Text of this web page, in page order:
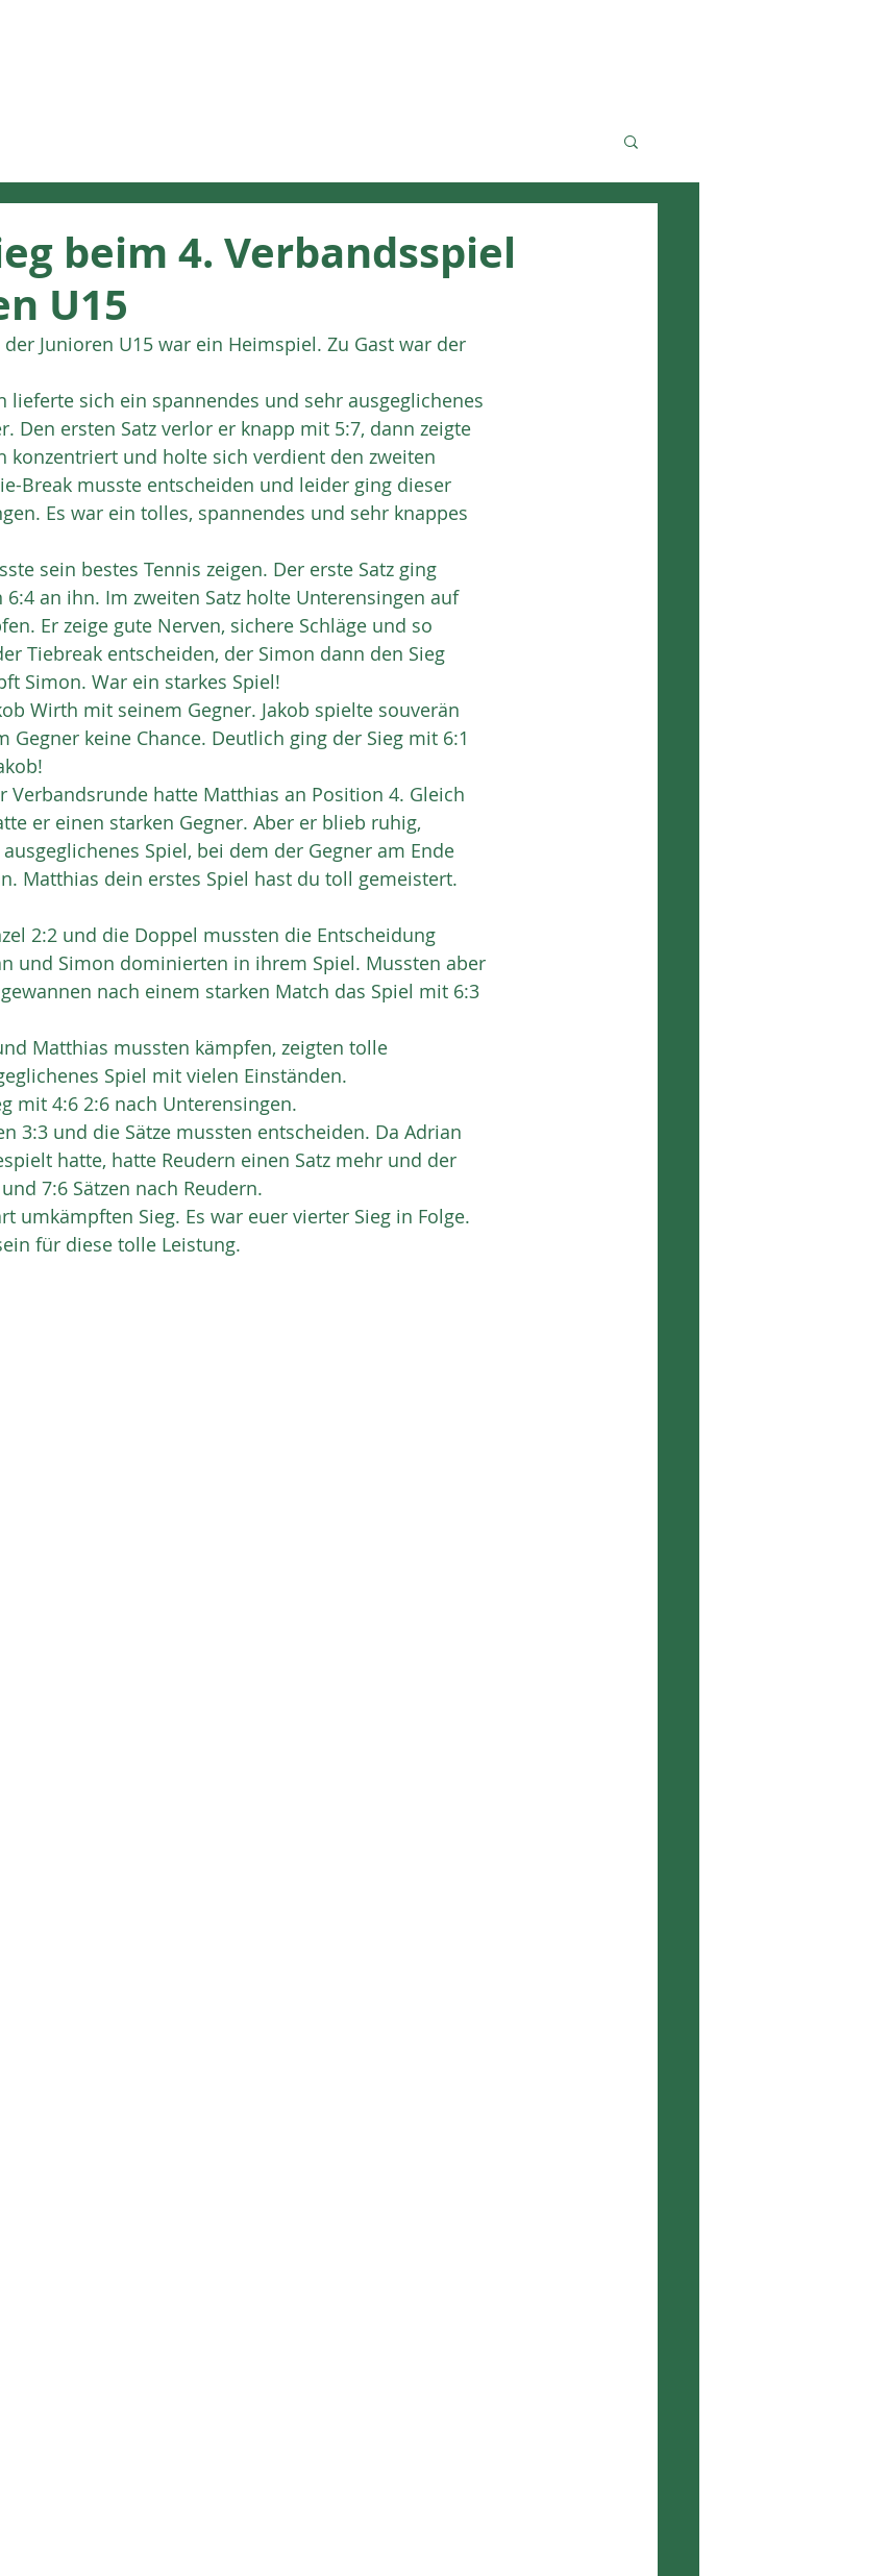
beim 4. Verbandsspiel
U15
Junioren U15 war ein Heimspiel. Zu Gast war der
lieferte sich ein spannendes und sehr ausgeglichenes
Den ersten Satz verlor er knapp mit 5:7, dann zeigte
konzentriert und holte sich verdient den zweiten
Break musste entscheiden und leider ging dieser
Es war ein tolles, spannendes und sehr knappes
sein bestes Tennis zeigen. Der erste Satz ging
an ihn. Im zweiten Satz holte Unterensingen auf
Er zeige gute Nerven, sichere Schläge und so
Tiebreak entscheiden, der Simon dann den Sieg
Simon. War ein starkes Spiel!
Wirth mit seinem Gegner. Jakob spielte souverän
Gegner keine Chance. Deutlich ging der Sieg mit 6:1
Verbandsrunde hatte Matthias an Position 4. Gleich
er einen starken Gegner. Aber er blieb ruhig,
Spiel, bei dem der Gegner am Ende
Matthias dein erstes Spiel hast du toll gemeistert.
2:2 und die Doppel mussten die Entscheidung
und Simon dominierten in ihrem Spiel. Mussten aber
nach einem starken Match das Spiel mit 6:3
Matthias mussten kämpfen, zeigten tolle
Spiel mit vielen Einständen.
mit 4:6 2:6 nach Unterensingen.
3:3 und die Sätze mussten entscheiden. Da Adrian
hatte, hatte Reudern einen Satz mehr und der
7:6 Sätzen nach Reudern.
umkämpften Sieg. Es war euer vierter Sieg in Folge.
für diese tolle Leistung.